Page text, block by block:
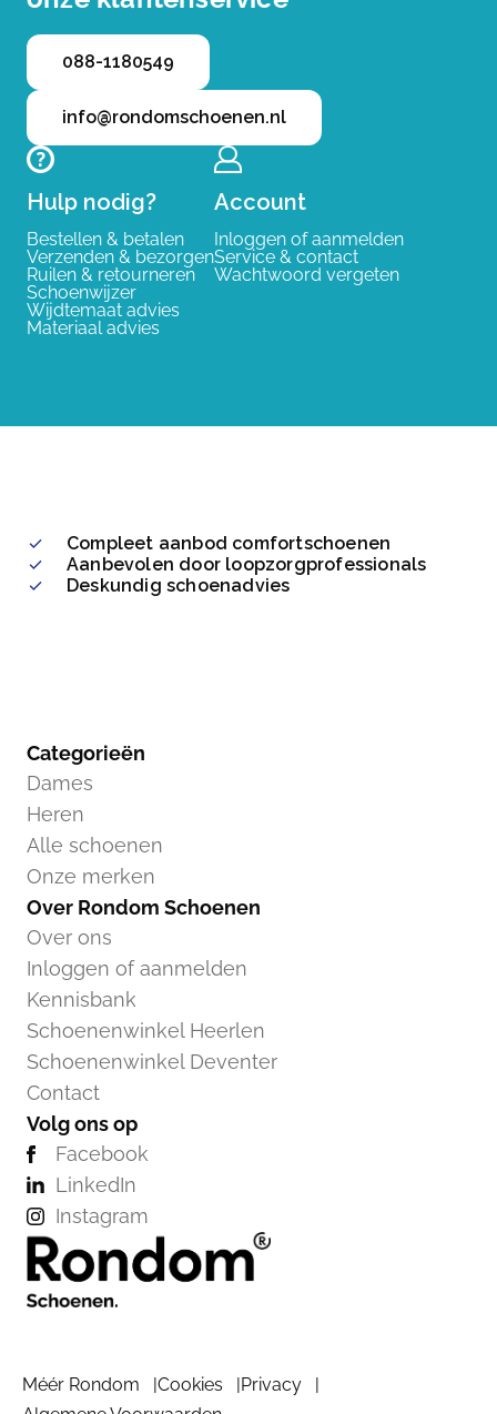
088-1180549
info@rondomschoenen.nl
Hulp nodig?
Bestellen & betalen
Verzenden & bezorgen
Ruilen & retourneren
Schoenwijzer
Wijdtemaat advies
Materiaal advies
Account
Inloggen of aanmelden
Service & contact
Wachtwoord vergeten
Compleet aanbod comfortschoenen
Aanbevolen door loopzorgprofessionals
Deskundig schoenadvies
Categorieën
Dames
Heren
Alle schoenen
Onze merken
Over Rondom Schoenen
Over ons
Inloggen of aanmelden
Kennisbank
Schoenenwinkel Heerlen
Schoenenwinkel Deventer
Contact
Volg ons op
Facebook
LinkedIn
Instagram
Méér Rondom Cookies
Privacy